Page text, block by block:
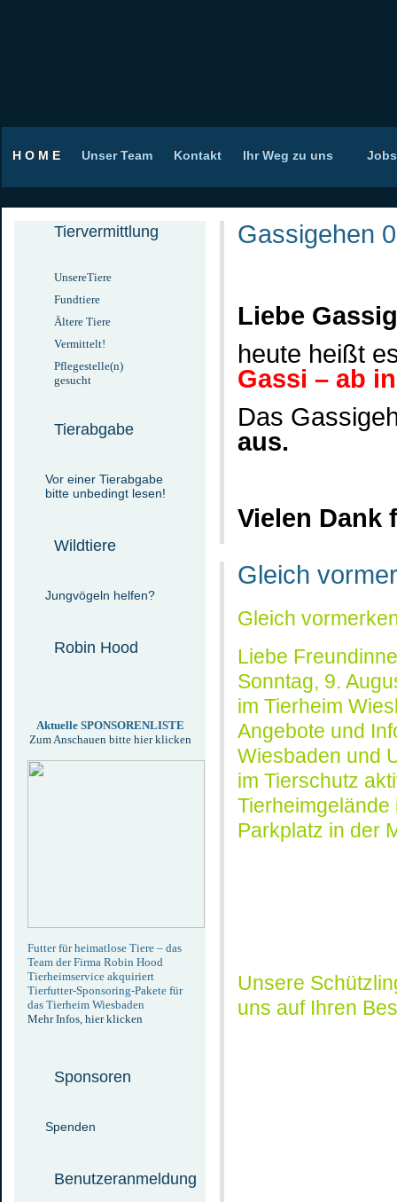
H O M E Unser Team Kontakt Ihr Weg zu uns Jobs
Gassigehen
Liebe
heute heißt
Gassi – ab
Das
aus.
Vielen Dank
Gleich
Gleich
Liebe
Sonntag, 9.
im Tierheim
Angebote und
Wiesbaden und
im Tierschutz
Tierheimgelände
Parkplatz in der
Unsere
uns auf Ihren
Tiervermittlung
UnsereTiere
Fundtiere
Ältere Tiere
Vermittelt!
Pflegestelle(n)
gesucht
Tierabgabe
Vor einer Tierabgabe
bitte unbedingt lesen!
Wildtiere
Jungvögeln helfen?
Robin Hood
Aktuelle SPONSORENLISTE
Zum Anschauen bitte hier klicken
Futter fürheimatlose Tiere – das
Team der Firma Robin Hood
Tierheimservice akquiriert
Tierfutter-Sponsoring-Pakete für
das Tierheim Wiesbaden
Mehr Infos, hier klicken
Sponsoren
Spenden
Benutzeranmeldung